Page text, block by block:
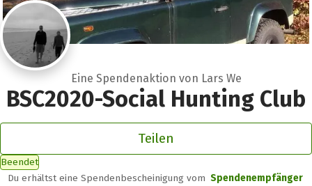
Eine Spendenaktion von Lars We
BSC2020-Social Hunting Club
Teilen
Beendet
Du erhältst eine Spendenbescheinigung vom Spendenempfänger